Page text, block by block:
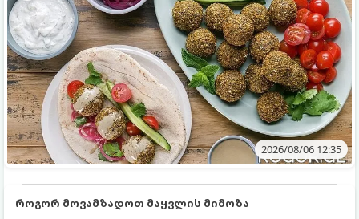
2026/08/06 12:35
როგორ მოვამზადოთ მაყვლის მიმოზა